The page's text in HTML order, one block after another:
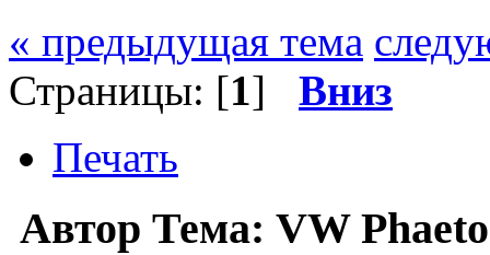
« предыдущая тема
Страницы: [1] Вниз
Печать
Автор Тема: VW